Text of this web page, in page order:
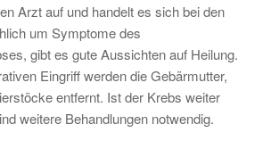
Arzt auf und handelt es sich bei den
um Symptome des
gibt es gute Aussichten auf Heilung.
Eingriff werden die Gebärmutter,
entfernt. Ist der Krebs weiter
weitere Behandlungen notwendig.